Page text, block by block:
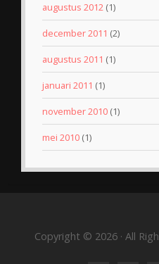
augustus 2012 (1)
december 2011 (2)
augustus 2011 (1)
januari 2011 (1)
november 2010 (1)
mei 2010 (1)
Copyright © 2026 · All